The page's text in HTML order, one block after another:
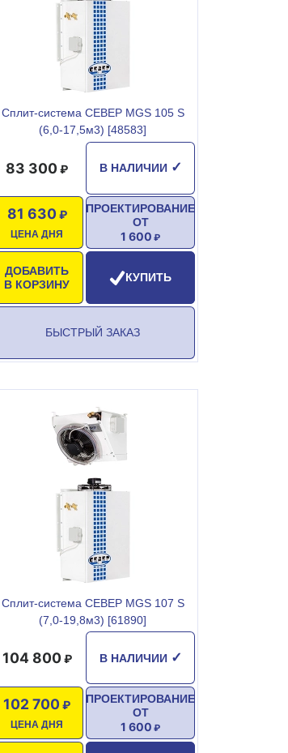
Сплит-система СЕВЕР MGS 105 S
(6,0-17,5м3) [48583]
В НАЛИЧИИ ✓
83 300
ЦЕНА ДНЯ
81 630
ДОБАВИТЬ
В КОРЗИНУ
ПРОЕКТИРОВАНИЕ
ОТ
1 600
КУПИТЬ
БЫСТРЫЙ ЗАКАЗ
Сплит-система СЕВЕР MGS 107 S
(7,0-19,8м3) [61890]
В НАЛИЧИИ ✓
104 800
ЦЕНА ДНЯ
102 700
ПРОЕКТИРОВАНИЕ
ОТ
1 600